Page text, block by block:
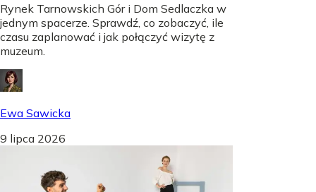
Rynek Tarnowskich Gór i Dom Sedlaczka w
jednym spacerze. Sprawdź, co zobaczyć, ile
czasu zaplanować i jak połączyć wizytę z
muzeum.
Ewa Sawicka
9 lipca 2026